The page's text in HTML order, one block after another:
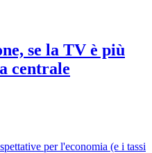
se la TV è più
centrale
per l'economia (e i tassi